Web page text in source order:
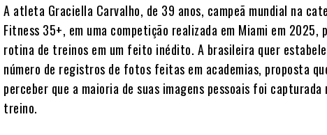
A atleta Graciella Carvalho, de 39 anos, campeã mundial na
Fitness 35+, em uma competição realizada em Miami em
rotina de treinos em um feito inédito. A brasileira quer
número de registros de fotos feitas em academias, proposta
perceber que a maioria de suas imagens pessoais foi capturada
treino.